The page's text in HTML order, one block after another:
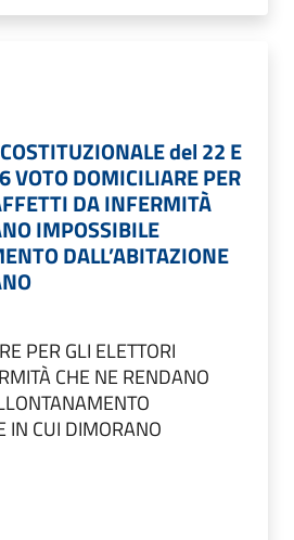
del 22 E
VOTO DOMICILIARE PER
DA INFERMITÀ
IMPOSSIBILE
DALL’ABITAZIONE
PER GLI ELETTORI
CHE NE RENDANO
IN CUI DIMORANO